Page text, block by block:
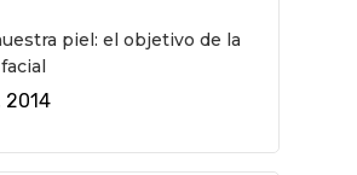
piel: el objetivo de la
2014